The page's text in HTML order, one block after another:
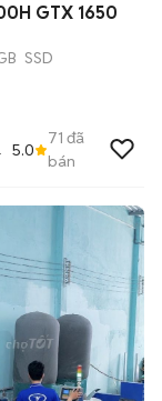
GTX 1650
SSD
5.0
71 đã
bán